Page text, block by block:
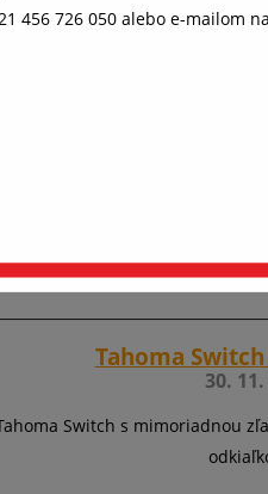
Tahoma
30.
Switch s mimoriadnou
s
456 726 050 alebo e-mailom